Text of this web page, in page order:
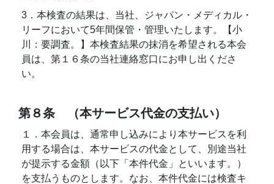
3．本検査の結果は、当社、ジャパン・メディカル・
リーフにおいて5年間保管・管理いたします。【小
川：要調査。】本検査結果の抹消を希望される本会
員は、第１６条の当社連絡窓口にお申し出くださ
い。
第８条 （本サービス代金の支払い）
１．本会員は、通常申し込みにより本サービスを利
用する場合は、本サービスの代金として、別途当社
が提示する金額（以下「本件代金」といいます。）
を支払うものとします。なお、本件代金には検査キ